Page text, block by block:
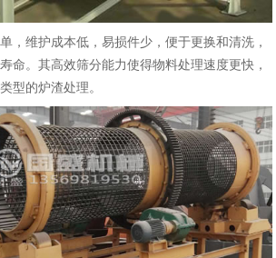
，维护成本低，易损件少，便于更换和清洗，
命‌。其高效筛分能力使得物料处理速度更快，
型的炉渣处理‌。